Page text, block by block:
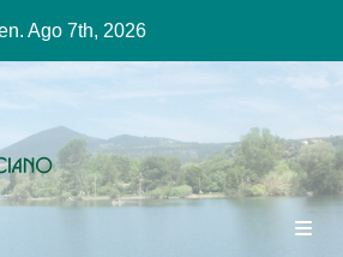
Ago 7th, 2026